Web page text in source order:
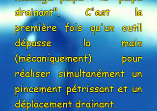
drainant". C'est la
première fois qu'un outil
dépasse la main
(mécaniquement) pour
réaliser simultanément un
pincement pétrissant et un
déplacement drainant.